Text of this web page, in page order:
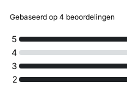
Gebaseerd op 4 beoordelingen
5
4
3
2